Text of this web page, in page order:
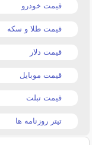
قیمت خودرو
قیمت طلا و سکه
قیمت دلار
قیمت موبایل
قیمت تبلت
تیتر روزنامه ها